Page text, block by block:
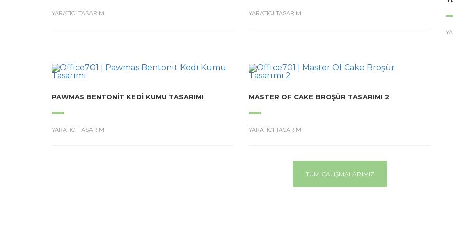
YARATICI TASARIM YARATICI TASARIM
PAWMAS BENTONIT KEDI KUMU TASARIMI
YARATICI TASARIM
MASTER OF CAKE BROŞÜR TASARIMI 2
YARATICI TASARIM
TÜM ÇALIŞMALARIMIZ